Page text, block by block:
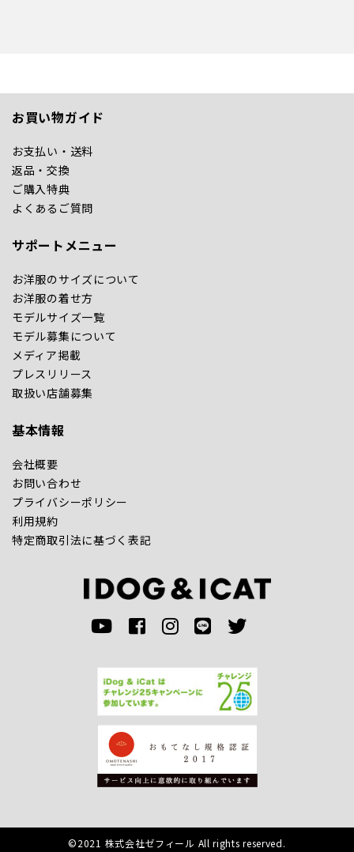
お買い物ガイド
お支払い・送料
返品・交換
ご購入特典
よくあるご質問
サポートメニュー
お洋服のサイズについて
お洋服の着せ方
モデルサイズ一覧
モデル募集について
メディア掲載
プレスリリース
取扱い店舗募集
基本情報
会社概要
お問い合わせ
プライバシーポリシー
利用規約
特定商取引法に基づく表記
©2021 株式会社ゼフィール All rights reserved.